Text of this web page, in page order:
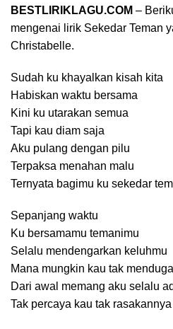
BESTLIRIKLAGU.COM –
mengenai lirik Sekedar Teman
Christabelle.
Sudah ku khayalkan kisah kita
Habiskan waktu bersama
Kini ku utarakan semua
Tapi kau diam saja
Aku pulang dengan pilu
Terpaksa menahan malu
Ternyata bagimu ku sekedar
Sepanjang waktu
Ku bersamamu temanimu
Selalu mendengarkan keluhmu
Mana mungkin kau tak menduga
Dari awal memang aku selalu
Tak percaya kau tak rasakannya